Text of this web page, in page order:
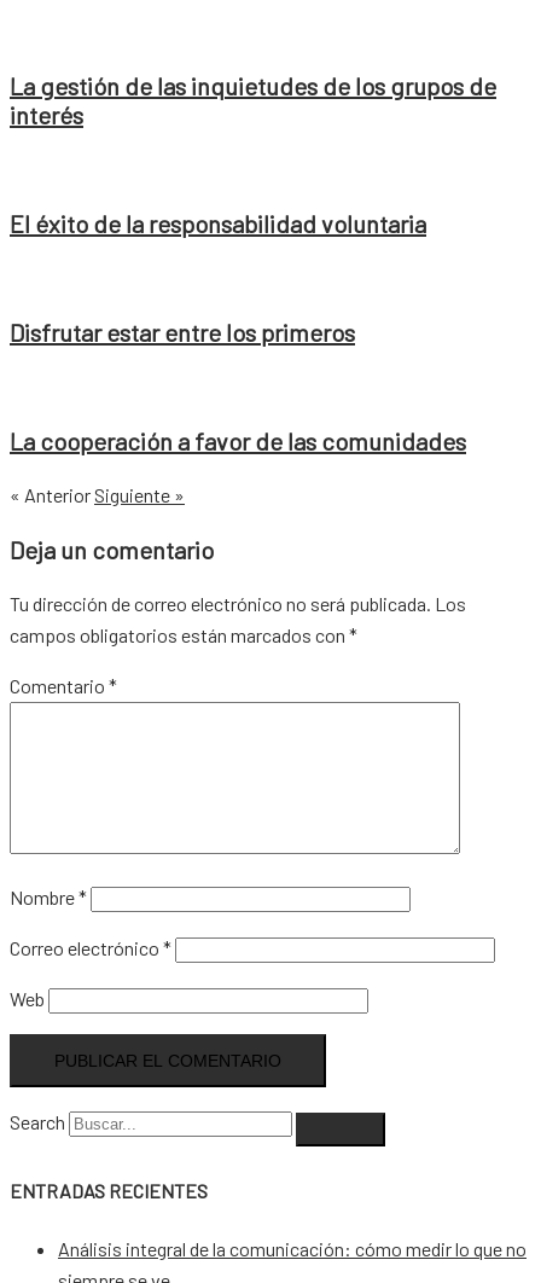
La gestión de las inquietudes de los grupos de
interés
El éxito de la responsabilidad voluntaria
Disfrutar estar entre los primeros
La cooperación a favor de las comunidades
« Anterior Siguiente »
Deja un comentario
Tu dirección de correo electrónico no será publicada. Los
campos obligatorios están marcados con *
Comentario *
Nombre*
Correo electrónico *
Web
Search
ENTRADAS RECIENTES
Análisis integral de la comunicación: cómo medir lo que no